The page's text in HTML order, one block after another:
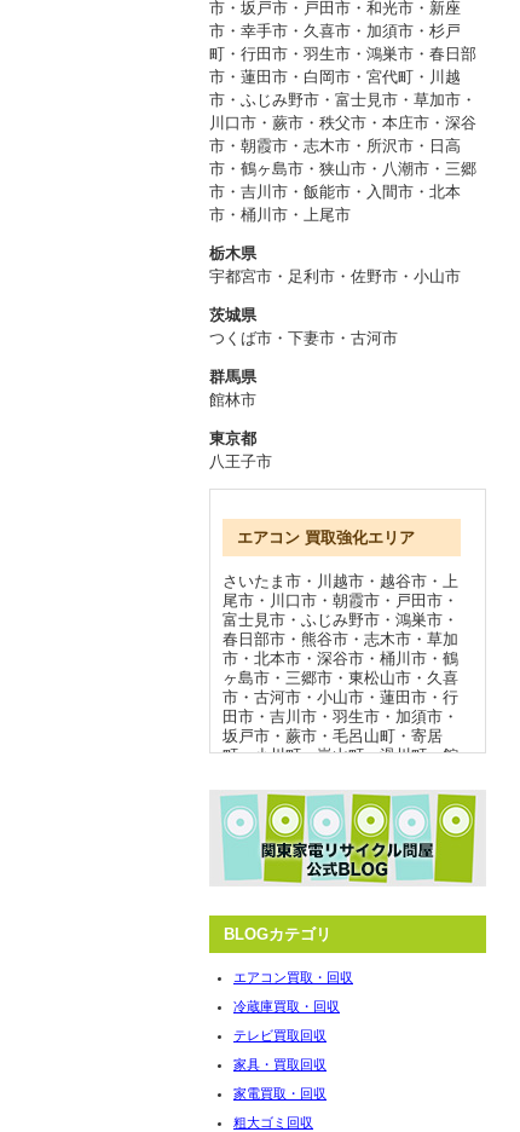
市・坂戸市 ・ 戸田市・和光市・新座
市 ・ 幸手市・久喜市・加須市・杉戸
町 ・ 行田市・羽生市・鴻巣市 ・ 春日部
市・蓮田市・白岡市・宮代町 ・ 川越
市・ふじみ野市・富士見市 ・ 草加市・
川口市・蕨市 ・ 秩父市・本庄市・深谷
市 ・ 朝霞市・志木市・所沢市 ・ 日高
市・鶴ヶ島市・狭山市 ・ 八潮市・三郷
市・吉川市 ・ 飯能市・入間市 ・ 北本
市・桶川市・上尾市
栃木県
宇都宮市 ・ 足利市 ・ 佐野市 ・ 小山市
茨城県
つくば市 ・ 下妻市 ・ 古河市
群馬県
館林市
東京都
八王子市
エアコン 買取強化エリア
さいたま市 ・ 川越市 ・ 越谷市 ・ 上
尾市 ・ 川口市 ・ 朝霞市 ・ 戸田市 ・
富士見市 ・ ふじみ野市 ・ 鴻巣市 ・
春日部市 ・ 熊谷市 ・ 志木市 ・ 草加
市 ・ 北本市 ・ 深谷市 ・ 桶川市 ・ 鶴
ヶ島市 ・ 三郷市 ・ 東松山市 ・ 久喜
市 ・ 古河市 ・ 小山市 ・ 蓮田市 ・ 行
田市 ・ 吉川市 ・ 羽生市 ・ 加須市 ・
坂戸市 ・ 蕨市 ・ 毛呂山町 ・ 寄居
町・小川町・嵐山町・滑川町・館
田町・邑楽郡明和町・佐野市・野
田市・境町・つくば市・坂戸市・
蕨市・常総市・坂東市・守谷市・
つくばみらい市・所沢市・伊奈
町
白岡市 ・宮代町・杉戸町 ・
山市・秩父市・横瀬町・皆野町・
冷蔵庫 買取強化エリア
さいたま市・熊谷市
巣市 ・越谷市・
潮市・久喜市・
町・北本市 ・富士見市
BLOGカテゴリ
エアコン買取・回収
冷蔵庫買取・回収
テレビ買取回収
家具・買取回収
家電買取・回収
粗大ゴミ回収